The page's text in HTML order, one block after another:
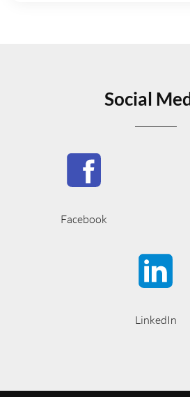
Social
Facebook
LinkedIn